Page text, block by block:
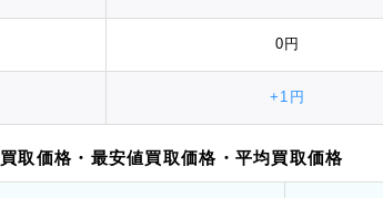
0円
+1円
買取価格 ・最安値買取価格 ・平均買取価格